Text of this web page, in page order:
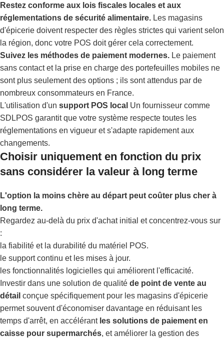
Restez conforme aux lois fiscales locales et aux
réglementations de sécurité alimentaire. Les magasins
d'épicerie doivent respecter des règles strictes qui varient selon
la région, donc votre POS doit gérer cela correctement.
Suivez les méthodes de paiement modernes. Le paiement
sans contact et la prise en charge des portefeuilles mobiles ne
sont plus seulement des options ; ils sont attendus par de
nombreux consommateurs en France.
L'utilisation d'un support POS local Un fournisseur comme
SDLPOS garantit que votre système respecte toutes les
réglementations en vigueur et s'adapte rapidement aux
changements.
Choisir uniquement en fonction du prix
sans considérer la valeur à long terme
L'option la moins chère au départ peut coûter plus cher à
long terme.
Regardez au-delà du prix d'achat initial et concentrez-vous sur
:
la fiabilité et la durabilité du matériel POS.
le support continu et les mises à jour.
les fonctionnalités logicielles qui améliorent l'efficacité.
Investir dans une solution de qualité de point de vente au
détail conçue spécifiquement pour les magasins d'épicerie
permet souvent d'économiser davantage en réduisant les
temps d'arrêt, en accélérant les solutions de paiement en
caisse pour supermarchés, et améliorer la gestion des